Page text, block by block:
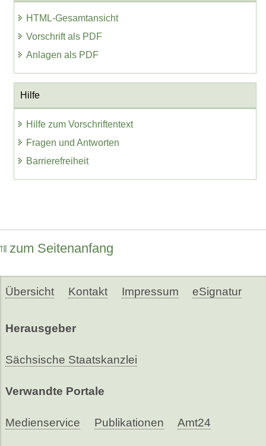
HTML-Gesamtansicht
Vorschrift als PDF
Anlagen als PDF
Hilfe
Hilfe zum Vorschriftentext
Fragen und Antworten
Barrierefreiheit
zum Seitenanfang
Übersicht Kontakt Impressum eSignatur
Herausgeber
Sächsische Staatskanzlei
Verwandte Portale
Medienservice Publikationen Amt24